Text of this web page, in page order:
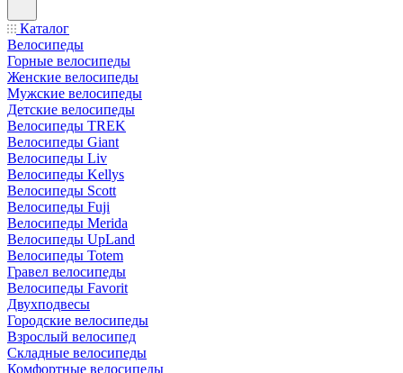
Каталог
Велосипеды
Горные велосипеды
Женские велосипеды
Мужские велосипеды
Детские велосипеды
Велосипеды TREK
Велосипеды Giant
Велосипеды Liv
Велосипеды Kellys
Велосипеды Scott
Велосипеды Fuji
Велосипеды Merida
Велосипеды UpLand
Велосипеды Totem
Гравел велосипеды
Велосипеды Favorit
Двухподвесы
Городские велосипеды
Взрослый велосипед
Складные велосипеды
Комфортные велосипеды